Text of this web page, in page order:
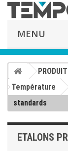
MENU
Température
standards
ETALONS